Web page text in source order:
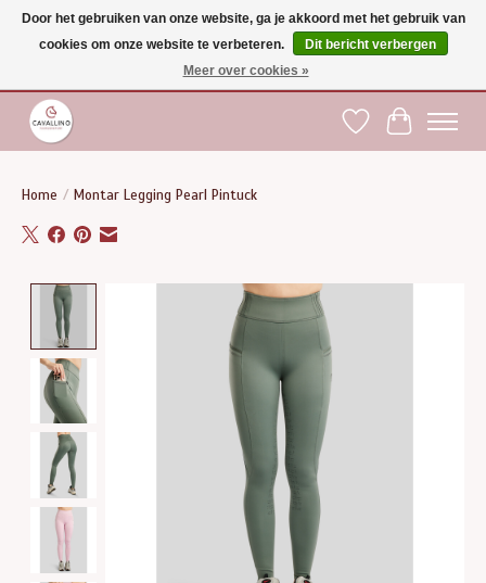
Gratis verzending vanaf €75 binnen BE - vanaf €100 naar EU | Voor 17:00 besteld is
dezelfde dag verzonden | Klantendienst: +32 (0)51 21 27 00 |
Verlanglijst
Home / Montar Legging Pearl Pintuck
Product image slideshow Items
Door het gebruiken van onze website, ga je akkoord met het gebruik van
cookies om onze website te verbeteren.
Dit bericht verbergen
Meer over cookies »